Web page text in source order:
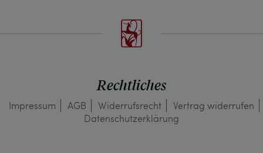
Rechtliches
Impressum AGB Widerrufs­recht
Vertrag widerrufen
Daten­schutz­erklärung